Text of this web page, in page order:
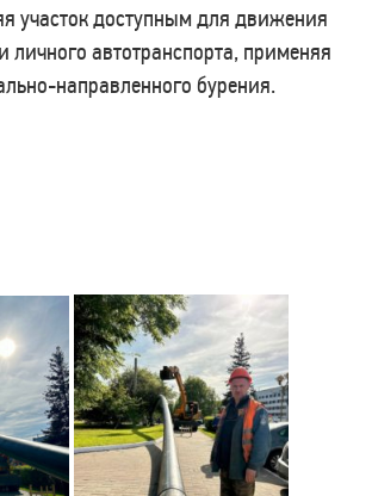
участок доступным для движения
личного автотранспорта, применяя
направленного бурения.